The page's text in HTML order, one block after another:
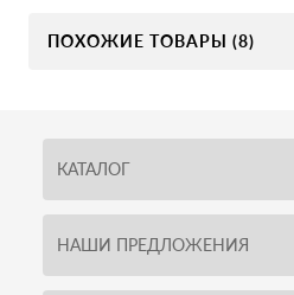
ПОХОЖИЕ ТОВАРЫ (8)
КАТАЛОГ
НАШИ ПРЕДЛОЖЕНИЯ